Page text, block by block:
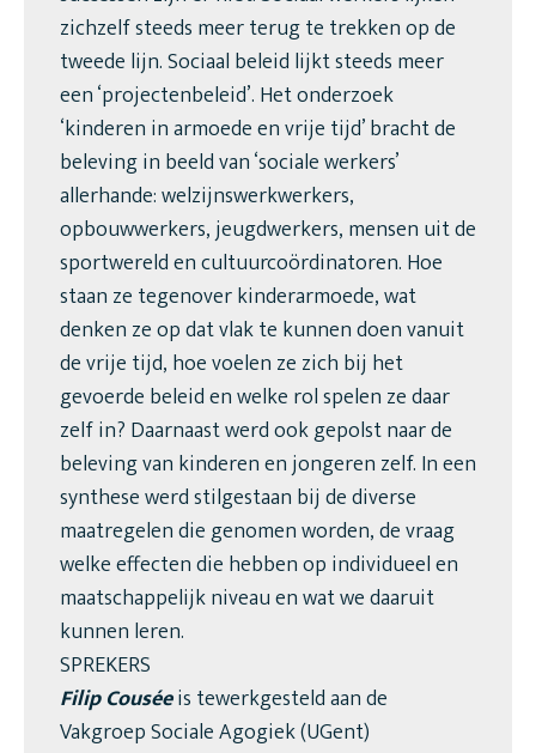
zichzelf steeds meer terug te trekken op de
tweede lijn. Sociaal beleid lijkt steeds meer
een ‘projectenbeleid’. Het onderzoek
‘kinderen in armoede en vrije tijd’ bracht de
beleving in beeld van ‘sociale werkers’
allerhande: welzijnswerkwerkers,
opbouwwerkers, jeugdwerkers, mensen uit de
sportwereld en cultuurcoördinatoren. Hoe
staan ze tegenover kinderarmoede, wat
denken ze op dat vlak te kunnen doen vanuit
de vrije tijd, hoe voelen ze zich bij het
gevoerde beleid en welke rol spelen ze daar
zelf in? Daarnaast werd ook gepolst naar de
beleving van kinderen en jongeren zelf. In een
synthese werd stilgestaan bij de diverse
maatregelen die genomen worden, de vraag
welke effecten die hebben op individueel en
maatschappelijk niveau en wat we daaruit
kunnen leren.
SPREKERS
Filip Couséeis tewerkgesteld aan de
Vakgroep Sociale Agogiek (UGent)